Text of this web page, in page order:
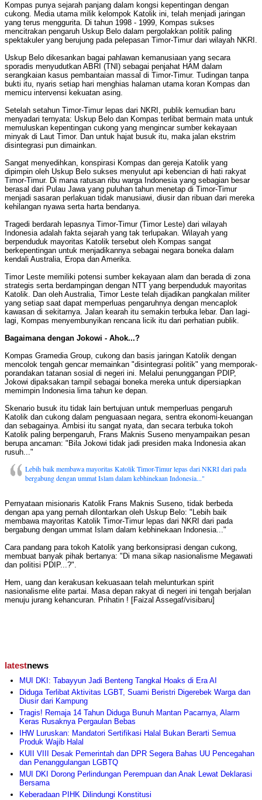
Kompas punya sejarah panjang dalam kongsi kepentingan dengan
cukong. Media utama milik kelompok Katolik ini, telah menjadi jaringan
yang terus menggurita. Di tahun 1998 - 1999, Kompas sukses
mencitrakan pengaruh Uskup Belo dalam pergolakkan politik paling
spektakuler yang berujung pada pelepasan Timor-Timur dari wilayah NKRI.
Uskup Belo dikesankan bagai pahlawan kemanusiaan yang secara
sporadis menyudutkan ABRI (TNI) sebagai penjahat HAM dalam
serangkaian kasus pembantaian massal di Timor-Timur. Tudingan tanpa
bukti itu, nyaris setiap hari menghias halaman utama koran Kompas dan
memicu intervensi kekuatan asing.
Setelah setahun Timor-Timur lepas dari NKRI, publik kemudian baru
menyadari ternyata: Uskup Belo dan Kompas terlibat bermain mata untuk
memuluskan kepentingan cukong yang mengincar sumber kekayaan
minyak di Laut Timor. Dan untuk hajat busuk itu, maka jalan ekstrim
disintegrasi pun dimainkan.
Sangat menyedihkan, konspirasi Kompas dan gereja Katolik yang
dipimpin oleh Uskup Belo sukses menyulut api kebencian di hati rakyat
Timor-Timur. Di mana ratusan ribu warga Indonesia yang sebagian besar
berasal dari Pulau Jawa yang puluhan tahun menetap di Timor-Timur
menjadi sasaran perlakuan tidak manusiawi, diusir dan ribuan dari mereka
kehilangan nyawa serta harta bendanya.
Tragedi berdarah lepasnya Timor-Timur (Timor Leste) dari wilayah
Indonesia adalah fakta sejarah yang tak terlupakan. Wilayah yang
berpenduduk mayoritas Katolik tersebut oleh Kompas sangat
berkepentingan untuk menjadikannya sebagai negara boneka dalam
kendali Australia, Eropa dan Amerika.
Timor Leste memiliki potensi sumber kekayaan alam dan berada di zona
strategis serta berdampingan dengan NTT yang berpenduduk mayoritas
Katolik. Dan oleh Australia, Timor Leste telah dijadikan pangkalan militer
yang setiap saat dapat memperluas pengaruhnya dengan mencaplok
kawasan di sekitarnya. Jalan kearah itu semakin terbuka lebar. Dan lagi-
lagi, Kompas menyembunyikan rencana licik itu dari perhatian publik.
Bagaimana dengan Jokowi - Ahok...?
Kompas Gramedia Group, cukong dan basis jaringan Katolik dengan
mencolok tengah gencar memainkan "disintegrasi politik" yang memporak-
porandakan tatanan sosial di negeri ini. Melalui penunggangan PDIP,
Jokowi dipaksakan tampil sebagai boneka mereka untuk dipersiapkan
memimpin Indonesia lima tahun ke depan.
Skenario busuk itu tidak lain bertujuan untuk memperluas pengaruh
Katolik dan cukong dalam penguasaan negara, sentra ekonomi-keuangan
dan sebagainya. Ambisi itu sangat nyata, dan secara terbuka tokoh
Katolik paling berpengaruh, Frans Maknis Suseno menyampaikan pesan
berupa ancaman: "Bila Jokowi tidak jadi presiden maka Indonesia akan
rusuh..."
Lebih baik membawa mayoritas Katolik Timor-Timur lepas dari NKRI dari pada
bergabung dengan ummat Islam dalam kebhinekaan Indonesia..."
Pernyataan misionaris Katolik Frans Maknis Suseno, tidak berbeda
dengan apa yang pernah dilontarkan oleh Uskup Belo: "Lebih baik
membawa mayoritas Katolik Timor-Timur lepas dari NKRI dari pada
bergabung dengan ummat Islam dalam kebhinekaan Indonesia..."
Cara pandang para tokoh Katolik yang berkonsiprasi dengan cukong,
membuat banyak pihak bertanya: "Di mana sikap nasionalisme Megawati
dan politisi PDIP...?".
Hem, uang dan kerakusan kekuasaan telah melunturkan spirit
nasionalisme elite partai. Masa depan rakyat di negeri ini tengah berjalan
menuju jurang kehancuran. Prihatin ! [Faizal Assegaf/visibaru]
latestnews
MUI DKI: Tabayyun Jadi Benteng Tangkal Hoaks di Era AI
Diduga Terlibat Aktivitas LGBT, Suami Beristri Digerebek Warga dan
Diusir dari Kampung
Tragis! Remaja 14 Tahun Diduga Bunuh Mantan Pacarnya, Alarm
Keras Rusaknya Pergaulan Bebas
IHW Luruskan: Mandatori Sertifikasi Halal Bukan Berarti Semua
Produk Wajib Halal
KUII VIII Desak Pemerintah dan DPR Segera Bahas UU Pencegahan
dan Penanggulangan LGBTQ
MUI DKI Dorong Perlindungan Perempuan dan Anak Lewat Deklarasi
Bersama
Keberadaan PIHK Dilindungi Konstitusi